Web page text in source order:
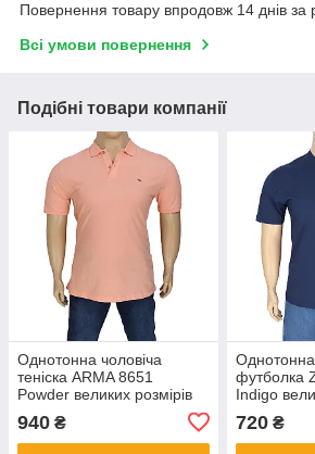
Повернення товару впродовж 14 днів за
Всі умови повернення
Подібні товари компанії
Однотонна чоловіча
теніска ARMA 8651
Powder великих розмірів
940 ₴
Однотонна
футболка
Indigo
720₴